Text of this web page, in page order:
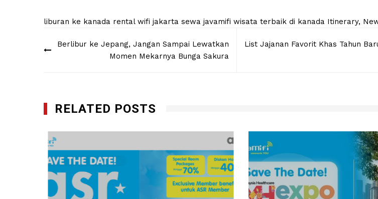
liburan ke kanada rental wifi jakarta sewa javamifi wisata terbaik di kanada Itinerary,
Post
navigation
Berlibur ke Jepang, Jangan Sampai Lewatkan
Momen Mekarnya Bunga Sakura
List Jajanan Favorit Khas Tahun
RELATED POSTS